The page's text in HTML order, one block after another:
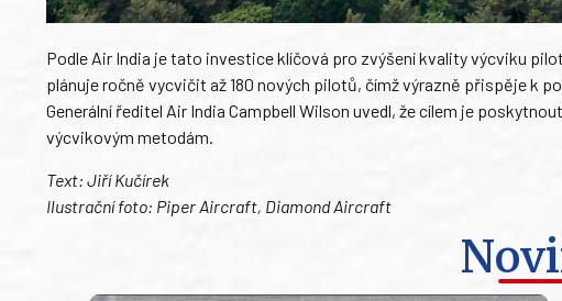
Podle Air India je tato investice klíčová pro zvýšení kvality výcviku
plánuje ročně vycvičit až 180 nových pilotů, čímž výrazně přispěje k
Generální ředitel Air India Campbell Wilson uvedl, že cílem je
výcvikovým metodám.
Text: Jiří Kučírek
Ilustrační foto: Piper Aircraft, Diamond Aircraft